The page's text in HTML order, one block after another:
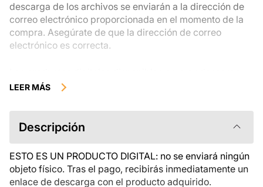
descarga de los archivos se enviarán a la dirección de
correo electrónico proporcionada en el momento de la
compra. Asegúrate de que la dirección de correo
electrónico es correcta.
instantánea no se pueden devolver, cambiar ni cancelar
descripción del producto atentamente antes de
comprarlo y que te pongas en contacto con nosotros si
tienes alguna duda. Si tienes problemas con el pedido,
ponte en contacto directamente con el vendedor.
LEER MÁS
Descripción
ESTO ES UN PRODUCTO DIGITAL: no se enviará ningún
objeto físico. Tras el pago, recibirás inmediatamente un
enlace de descarga con el producto adquirido.